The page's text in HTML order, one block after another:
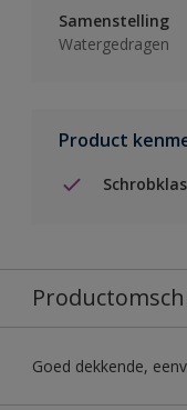
Samenstelling
Watergedragen
Product
Goed dekkende,